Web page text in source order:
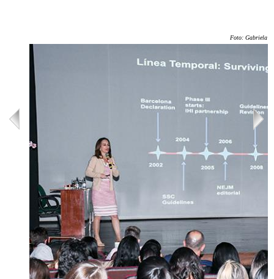
Foto: Gabriela